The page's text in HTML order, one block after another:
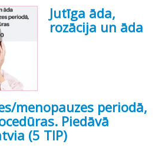
Jutīga āda,
rozācija un āda
menopauzes periodā,
Piedāvā
(5 TIP)